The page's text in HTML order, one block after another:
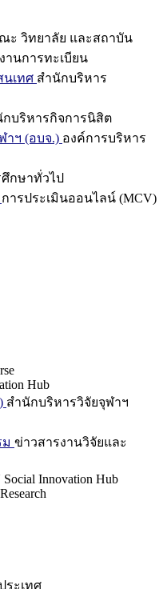
ะ วิทยาลัย และสถาบัน
านการทะเบียน
นเทศ สำนักบริหาร
กบริหารกิจการนิสิต
าฯ (อบจ.) องค์การบริหาร
กษาทั่วไป
การประเมินออนไลน์ (MCV)
Hub
สำนักบริหารวิจัยจุฬาฯ
ข่าวสารงานวิจัยและ
Social Innovation Hub
ระเทศ